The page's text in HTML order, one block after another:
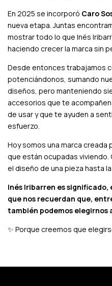
En 2025 se incorporó Caro
nueva etapa. Juntas
mostrar todo lo que Inés
haciendo crecer la marca sin
Desde entonces trabajamos
potenciándonos, sumando
diseños, pero manteniendo
accesorios que te
de usar y que te ayuden a
esfuerzo.
Hoy somos una marca
que están ocupadas
el diseño de una pieza hasta
Inés Iribarren es significado,
que nos recuerdan que,
también podemos elegirnos
✨ Porque creemos que